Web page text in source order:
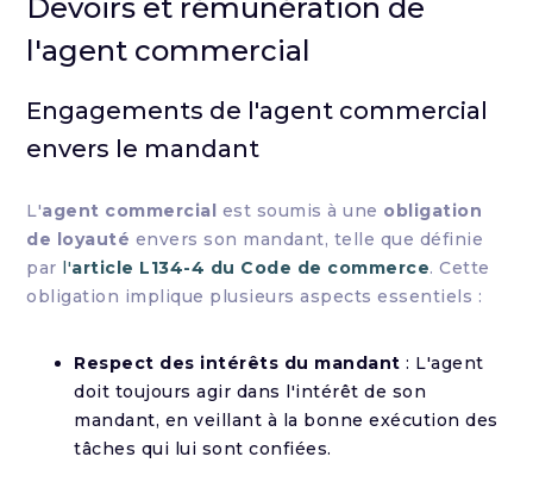
Devoirs et rémunération de
l'agent commercial
Engagements de l'agent commercial
envers le mandant
L'agent commercial est soumis à une obligation
de loyauté envers son mandant, telle que définie
par l'article L134-4 du Code de commerce. Cette
obligation implique plusieurs aspects essentiels :
Respect des intérêts du mandant : L'agent
doit toujours agir dans l'intérêt de son
mandant, en veillant à la bonne exécution des
tâches qui lui sont confiées.